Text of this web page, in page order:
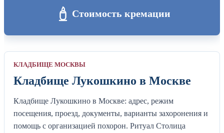
Стоимость кремации
КЛАДБИЩЕ МОСКВЫ
Кладбище Лукошкино в Москве
Кладбище Лукошкино в Москве: адрес, режим
посещения, проезд, документы, варианты захоронения и
помощь с организацией похорон. Ритуал Столица